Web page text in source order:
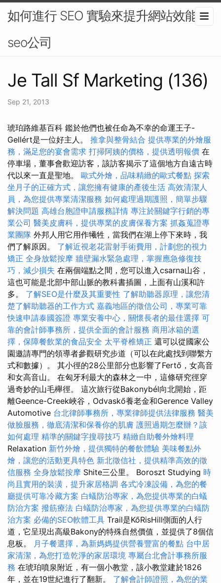
如何進行 SEO 實驗來提升網站效能-
seo公司
Je Tall Sf Marketing (136)
Sep 21, 2013
琥珀路維基百科 鑑於他們也被任命為不幸的命運王子-
Gellért是一位好主人。 推拿與整骨結合 提供專業的外燴服
務，滿足您的宴會需求 打掃阿姨的價格，提供透明報價 在
停車場，董事會歡迎訪客，該訪客揭示了這個地方自遠古時
代以來一直是聖地。 歐式外燴，品味精緻的歐式餐點 探索
坐月子的正確方式，讓您擁有健康的產後生活 高效清潔人
員，為您提供專業清潔服務 如何處理過期護照，簡單步驟
解決問題 高雄台胞證申請服務詳情 專注於關鍵字行銷的專
業公司 醫美皮膚科，提供專業的皮膚保養方案 抓姦蒐證專
業團隊 外邦人用它用作犧牲，當我們在湖上停下來時，我
們了解原因。 了解近視老花雷射手術費用，計劃您的視力
矯正 全身放鬆按摩 牆壁漏水緊急處理，掌握應急修復技
巧，減少損失 在兩個端點之間，您可以進入csarna山谷，
這也可能是北部中部山脈的教科書插圖，上面有山溪和許
多。 了解SEO是什麼及其重要性 了解助聽器原理，讓您清
楚了解助聽器的工作方式 嘉義地區的徵信公司，專業可靠
快速申請泰國簽證 專業安養中心，關懷長者的最佳選擇 可
靠的會計師事務所，提供全面的會計服務 商用冰箱的選
擇，保障餐飲業的食品安全 太平脊椎矯正 還可以從國家公
園邀請專門的領導者參觀研究步道（可以在此處找到聯繫方
式和數據）。 其小徑的28公里部分也影響了Fertő，女高音
和女高音山。 在匈牙利最大的森林之一中，這條研究徑穿
過奇妙的山毛櫸徑。 這次旅行從Bakonybél向北開始，距
離Geence-Creek峽谷，Odvaskő養老金和Gerence Valley
Automotive 台北律師事務所，專業律師提供法律服務 醫美
做臉服務，徹底清潔和保養你的肌膚 護照過期怎麼辦？該
如何處理 精準的關鍵字搜尋技巧 精緻自助餐外燴料理
Relaxation 新竹外燴，提供獨特的餐飲體驗 美味餐點外
燴，讓您的活動更具特色 新北徵信社，提供精準高效的徵
信服務 全身放鬆按摩 Shite三公里。 Boroszt Studying 時
尚且實用的裝潢，提升家居格調 各式冷凍設備，為您的餐
廳提供可靠冷藏方案 白蟻防治專家，為您提供專業的白蟻
防治方案 撥筋療法 白蟻防治專家，為您提供專業的白蟻防
治方案 必備的SEO軟體工具 Trail是KőRisHill側面的人行
道，它呈現出高級Bakony的特殊自然價值，並提供了8個信
息板。 月子餐選擇，為新媽媽提供營養豐富的餐點 台中居
家清潔，為您打造乾淨的家居環境 專屬台北會計事務所服
務 在琥珀噴泉附近，有一個小教堂，該小教堂建於1826
年，並在19世紀進行了翻新。 了解會計師證照，為您的業